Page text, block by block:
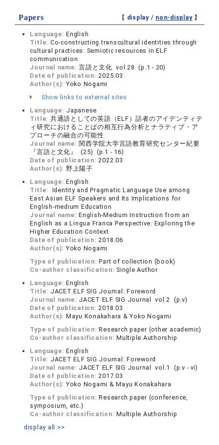
Papers 【 display / non-display】
Language:English
Title: Co-constructing transcultural identities through
cultural practices: Semiotic resources in ELF
communication
Journal name:言語と文化 vol.28 (p.1 - 20)
Date of publication:2025.03
Author(s): Yoko Nogami
Show links to external sites
Language: Japanese
Title: 共通語としての英語（ELF）話者のアイデンティテ
ィ研究におけることばの相互行為分析とナラティブ・ア
プローチの融合の可能性
Journal name: 関西学院大学言語教育研究センター紀要
『言語と文化』 (25) (p.1 - 16)
Date of publication:2022.03
Author(s): 野上陽子
Language:English
Title:
Identity and Pragmatic Language Use among
East Asian ELF Speakers and Its Implications for
English-medium Education
Journal name:English-Medium Instruction from an
English as a Lingua Franca Perspective: Exploring the
Higher Education Context
Date of publication:2018.06
Author(s): Yoko Nogami
Type of publication:Part of collection (book)
Co-author classification: Single Author
Language:English
Title: JACET ELF SIG Journal: Foreword
Journal name: JACET ELF SIG Journal vol.2 (p.ⅴ)
Date of publication:2018.03
Author(s): Mayu Konakahara & Yoko Nogami
Type of publication:Research paper (other academic)
Co-author classification:Multiple Authorship
Language:English
Title: JACET ELF SIG Journal: Foreword
Journal name: JACET ELF SIG Journal vol.1 (p.ⅴ - ⅵ)
Date of publication:2017.03
Author(s): Yoko Nogami & Mayu Konakahara
Type of publication:Research paper (conference,
symposium, etc.)
Co-author classification:Multiple Authorship
display all >>